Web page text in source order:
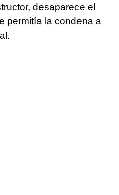
desaparece el
permitía la condena a